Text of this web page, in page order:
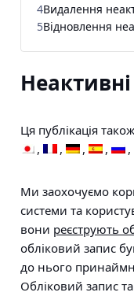
Ця публікація
Ми заохочуємо
системи та
вони реєструють
обліковий запис
до нього
Обліковий запис
4Видалення
5Відновлення